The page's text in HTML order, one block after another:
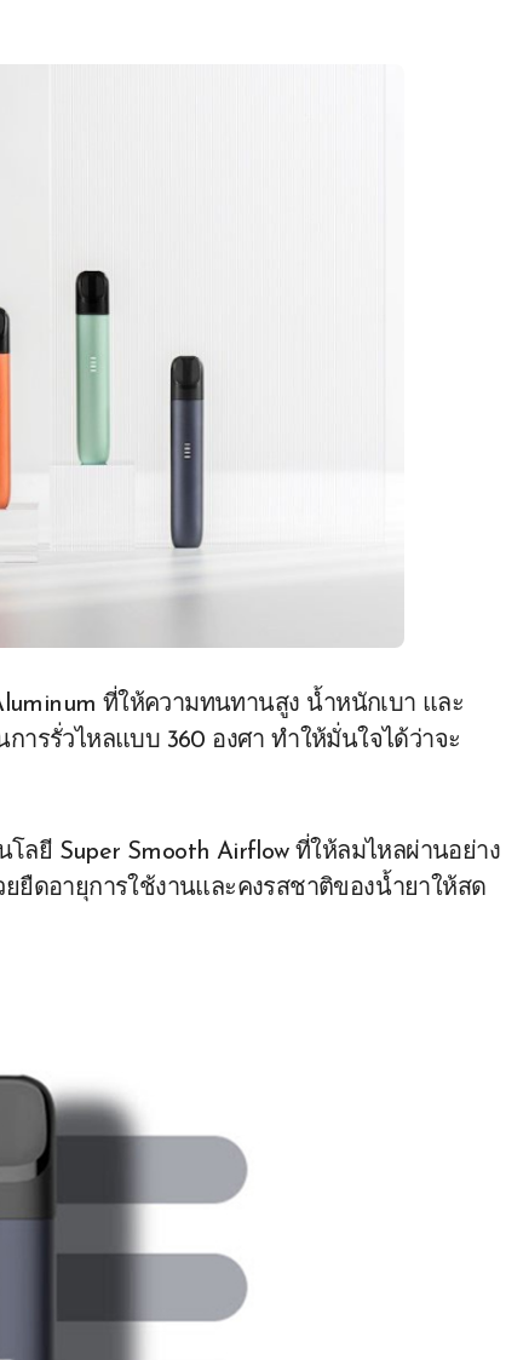
ที่ให้ความทนทานสูง น้ำหนักเบา และ
ารรั่วไหลแบบ 360 องศา ทำให้มั่นใจได้ว่าจะ
โลยี Super Smooth Airflow ที่ให้ลมไหลผ่านอย่าง
ยืดอายุการใช้งานและคงรสชาติของน้ำยาให้สด